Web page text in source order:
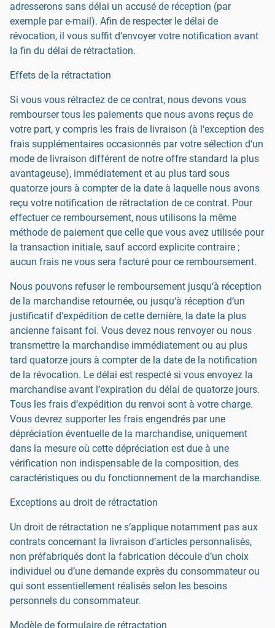
adresserons sans délai un accusé de réception (par
exemple par e-mail). Afin de respecter le délai de
révocation, il vous suffit d‘envoyer votre notification avant
la fin du délai de rétractation.
Effets de la rétractation
Si vous vous rétractez de ce contrat, nous devons vous
rembourser tous les paiements que nous avons reçus de
votre part, y compris les frais de livraison (à l‘exception des
frais supplémentaires occasionnés par votre sélection d‘un
mode de livraison différent de notre offre standard la plus
avantageuse), immédiatement et au plus tard sous
quatorze jours à compter de la date à laquelle nous avons
reçu votre notification de rétractation de ce contrat. Pour
effectuer ce remboursement, nous utilisons la même
méthode de paiement que celle que vous avez utilisée pour
la transaction initiale, sauf accord explicite contraire ;
aucun frais ne vous sera facturé pour ce remboursement.
Nous pouvons refuser le remboursement jusqu‘à réception
de la marchandise retournée, ou jusqu‘à réception d‘un
justificatif d‘expédition de cette dernière, la date la plus
ancienne faisant foi. Vous devez nous renvoyer ou nous
transmettre la marchandise immédiatement ou au plus
tard quatorze jours à compter de la date de la notification
de la révocation. Le délai est respecté si vous envoyez la
marchandise avant l‘expiration du délai de quatorze jours.
Tous les frais d‘expédition du renvoi sont à votre charge.
Vous devrez supporter les frais engendrés par une
dépréciation éventuelle de la marchandise, uniquement
dans la mesure où cette dépréciation est due à une
vérification non indispensable de la composition, des
caractéristiques ou du fonctionnement de la marchandise.
Exceptions au droit de rétractation
Un droit de rétractation ne s‘applique notamment pas aux
contrats concernant la livraison d’articles personnalisés,
non préfabriqués dont la fabrication découle d’un choix
individuel ou d’une demande exprès du consommateur ou
qui sont essentiellement réalisés selon les besoins
personnels du consommateur.
Modèle de formulaire de rétractation